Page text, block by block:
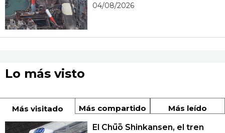
04/08/2026
Lo más visto
Más visitado Más compartido Más leído
El Chūō Shinkansen, el tren